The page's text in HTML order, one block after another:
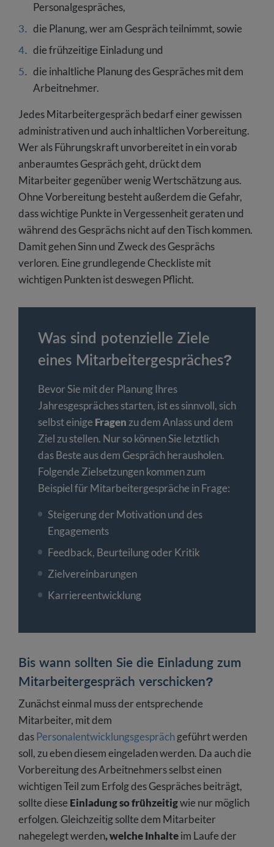
Personalgespräches,
die Planung, wer am Gespräch teilnimmt, sowie
die frühzeitige Einladung und
die inhaltliche Planung des Gespräches mit dem
Arbeitnehmer.
Jedes Mitarbeitergespräch bedarf einer gewissen
administrativen und auch inhaltlichen Vorbereitung.
Wer als Führungskraft unvorbereitet in ein vorab
anberaumtes Gespräch geht, drückt dem
Mitarbeiter gegenüber wenig Wertschätzung aus.
Ohne Vorbereitung besteht außerdem die Gefahr,
dass wichtige Punkte in Vergessenheit geraten und
während des Gesprächs nicht auf den Tisch kommen.
Damit gehen Sinn und Zweck des Gesprächs
verloren. Eine grundlegende Checkliste mit
wichtigen Punkten ist deswegen Pflicht.
Was sind potenzielle Ziele
eines Mitarbeitergespräches?
Bevor Sie mit der Planung Ihres
Jahresgespräches starten, ist es sinnvoll, sich
selbst einige Fragen zu dem Anlass und dem
Ziel zu stellen. Nur so können Sie letztlich
das Beste aus dem Gespräch herausholen.
Folgende Zielsetzungen kommen zum
Beispiel für Mitarbeitergespräche in Frage:
Steigerung der Motivation und des
Engagements
Feedback, Beurteilung oder Kritik
Zielvereinbarungen
Karriereentwicklung
Bis wann sollten Sie die Einladung zum
Mitarbeitergespräch verschicken?
Zunächst einmal muss der entsprechende
Mitarbeiter, mit dem
dasPersonalentwicklungsgesprächgeführt werden
soll, zu eben diesem eingeladen werden. Da auch die
Vorbereitung des Arbeitnehmers selbst einen
wichtigen Teil zum Erfolg des Gespräches beiträgt,
sollte diese Einladung so frühzeitigwie nur möglich
erfolgen. Gleichzeitig sollte dem Mitarbeiter
nahegelegt werden, welche Inhalteim Laufe der